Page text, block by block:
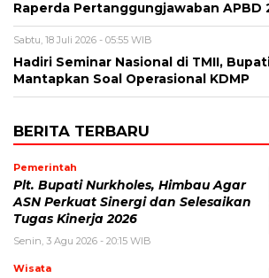
Raperda Pertanggungjawaban APBD
Sabtu, 18 Juli 2026 - 05:55 WIB
Hadiri Seminar Nasional di TMII,
Mantapkan Soal Operasional KDMP
BERITA TERBARU
Pemerintah
Plt. Bupati Nurkholes, Himbau Agar
ASN Perkuat Sinergi dan Selesaikan
Tugas Kinerja 2026
Senin, 3 Agu 2026 - 20:15 WIB
Wisata